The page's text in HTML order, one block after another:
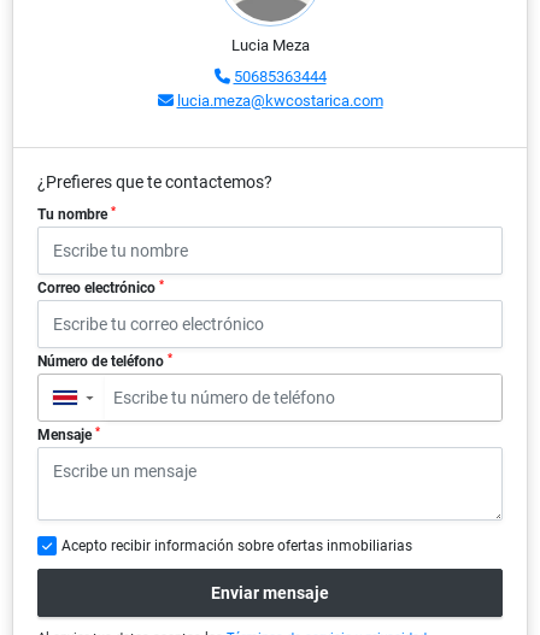
Lucia Meza
50685363444
lucia.meza@kwcostarica.com
¿Prefieres que te contactemos?
Tu nombre *
Correo electrónico *
Número de teléfono *
▼
Mensaje *
Acepto recibir información sobre ofertas inmobiliarias
Enviar mensaje